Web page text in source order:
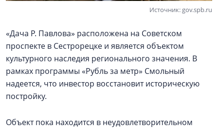
Источник: gov.spb.ru
«Дача Р. Павлова» расположена на Советском
проспекте в Сестрорецке и является объектом
культурного наследия регионального значения. В
рамках программы «Рубль за метр» Смольный
надеется, что инвестор восстановит историческую
постройку.
Объект пока находится в неудовлетворительном